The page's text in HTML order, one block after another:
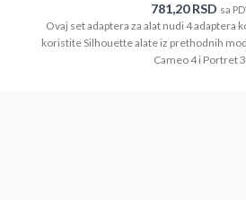
781,20RSD sa
Ovaj set adaptera za alat nudi 4 adaptera
koristite Silhouette alate iz prethodnih
Cameo 4 i Portret